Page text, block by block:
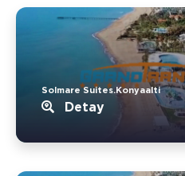
Solmare Suites.Konyaalti
Detay